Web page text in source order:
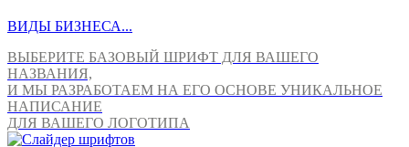
ВИДЫ БИЗНЕСА...
ВЫБЕРИТЕ БАЗОВЫЙ ШРИФТ ДЛЯ ВАШЕГО
НАЗВАНИЯ,
И МЫ РАЗРАБОТАЕМ НА ЕГО ОСНОВЕ УНИКАЛЬНОЕ
НАПИСАНИЕ
ДЛЯ ВАШЕГО ЛОГОТИПА